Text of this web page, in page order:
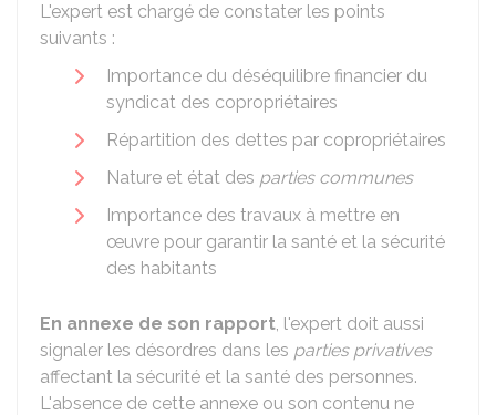
L'expert est chargé de constater les points
suivants :
Importance du déséquilibre financier du
syndicat des copropriétaires
Répartition des dettes par copropriétaires
Nature et état des parties communes
Importance des travaux à mettre en
œuvre pour garantir la santé et la sécurité
des habitants
En annexe de son rapport, l'expert doit aussi
signaler les désordres dans les parties privatives
affectant la sécurité et la santé des personnes.
L'absence de cette annexe ou son contenu ne